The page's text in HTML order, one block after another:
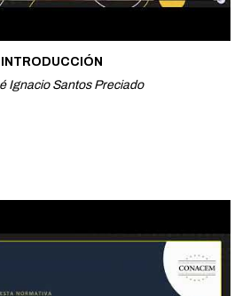
INTRODUCCIÓN
Ignacio Santos Preciado